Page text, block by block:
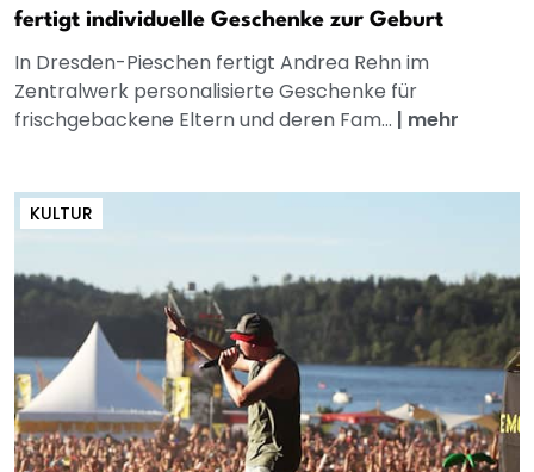
fertigt individuelle Geschenke zur Geburt
In Dresden-Pieschen fertigt Andrea Rehn im
Zentralwerk personalisierte Geschenke für
frischgebackene Eltern und deren Fam... | mehr
KULTUR